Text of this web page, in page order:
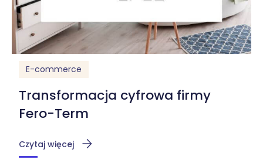
E-commerce
Transformacja cyfrowa firmy
Fero-Term
Czytaj więcej